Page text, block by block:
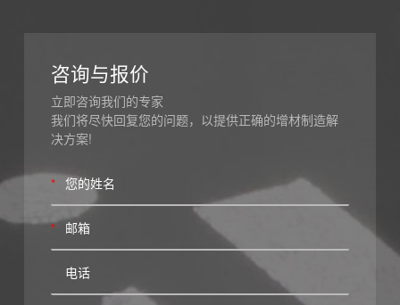
咨询与报价
立即咨询我们的专家
我们将尽快回复您的问题，以提供正确的增材制造解
决方案!
*
*